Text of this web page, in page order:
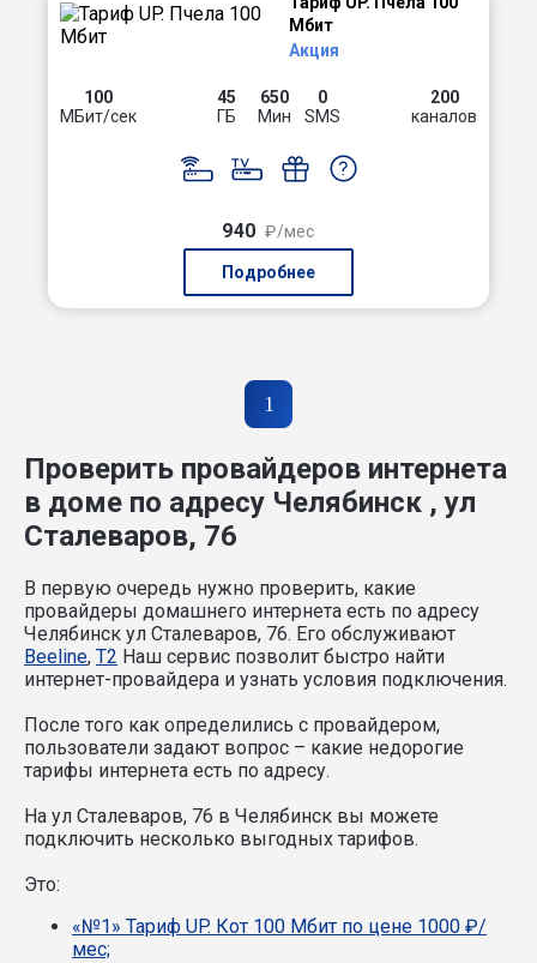
Мбит
Акция
100
МБит/сек
45
ГБ
650
Мин
0
SMS
200
каналов
940 ₽/мес
Подробнее
1
Проверить провайдеров интернета
в доме по адресу Челябинск , ул
Сталеваров, 76
В первую очередь нужно проверить, какие
провайдеры домашнего интернета есть по адресу
Челябинск ул Сталеваров, 76. Его обслуживают
Beeline, T2 Наш сервис позволит быстро найти
интернет-провайдера и узнать условия подключения.
После того как определились с провайдером,
пользователи задают вопрос – какие недорогие
тарифы интернета есть по адресу.
На ул Сталеваров, 76 в Челябинск вы можете
подключить несколько выгодных тарифов.
Это:
«№1» Тариф UP. Кот 100 Мбит по цене 1000 ₽/
мес;